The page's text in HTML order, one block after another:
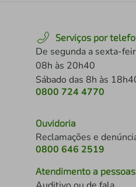
Serviços por
De segunda a sexta-
08h às 20h40
Sábado das 8h às
0800 724 4770
Ouvidoria
Reclamações e
0800 646 2519
Atendimento a